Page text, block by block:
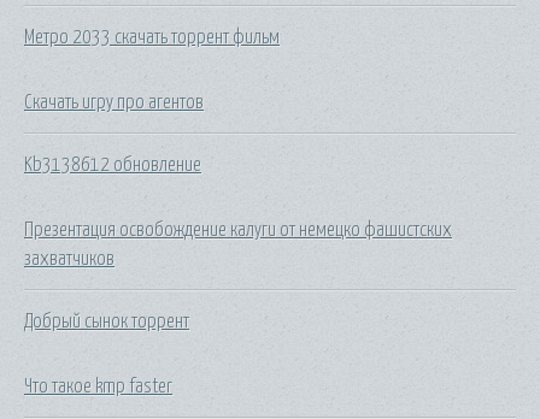
Метро 2033 скачать торрент фильм
Скачать игру про агентов
Kb3138612 обновление
Презентация освобождение калуги от немецко фашистских
захватчиков
Добрый сынок торрент
Что такое kmp faster